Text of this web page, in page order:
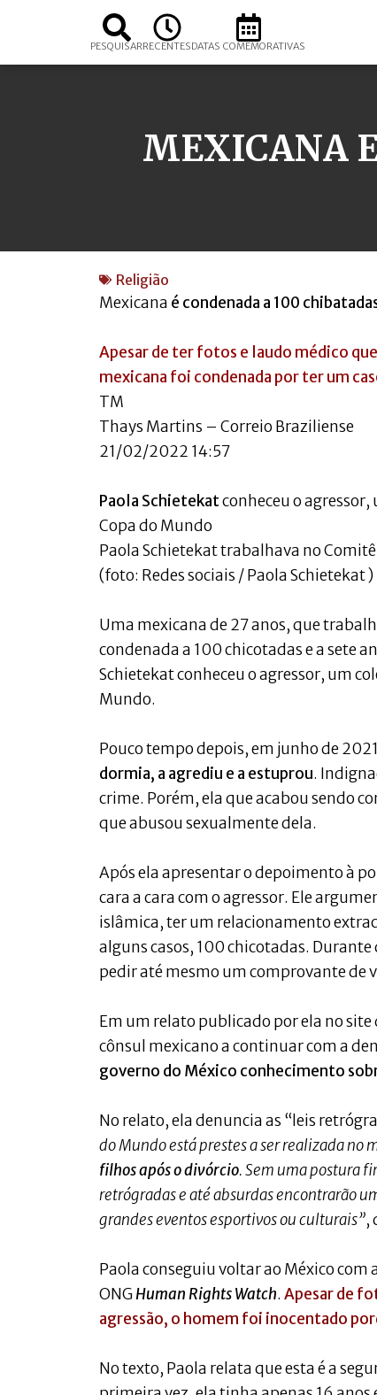
PESQUISARRECENTESDATAS COMEMORATIVAS
MEXICANA
Religião
Mexicana é condenada a 100
Apesar de ter fotos e laudo médico
mexicana foi condenada por ter um
TM
Thays Martins – Correio Braziliense
21/02/2022 14:57
Paola Schietekatconheceu o
Copa do Mundo
Paola Schietekat trabalhava no
(foto: Redes sociais / Paola Schietekat )
Uma mexicana de 27 anos, que
condenada a 100 chicotadas e a sete
Schietekat conheceu o agressor, um
Mundo.
Pouco tempo depois, em junho de
dormia, a agrediu e a estuprou.
crime. Porém, ela que acabou sendo
que abusou sexualmente dela.
Após ela apresentar o depoimento à
cara a cara com o agressor. Ele
islâmica, ter um relacionamento
alguns casos, 100 chicotadas.
pedir até mesmo um comprovante de
Em um relato publicado por ela no
cônsul mexicano a continuar com a
governo do México conhecimento
No relato, ela denuncia as “leis
do Mundo está prestes a ser realizada no
filhos após o divórcio. Sem uma postura
retrógradas e até absurdas encontrarão
grandes eventos esportivos ou culturais”,
Paola conseguiu voltar ao México
ONGHuman Rights Watch. Apesar de
agressão, o homem foi inocentado
No texto, Paola relata que esta é a